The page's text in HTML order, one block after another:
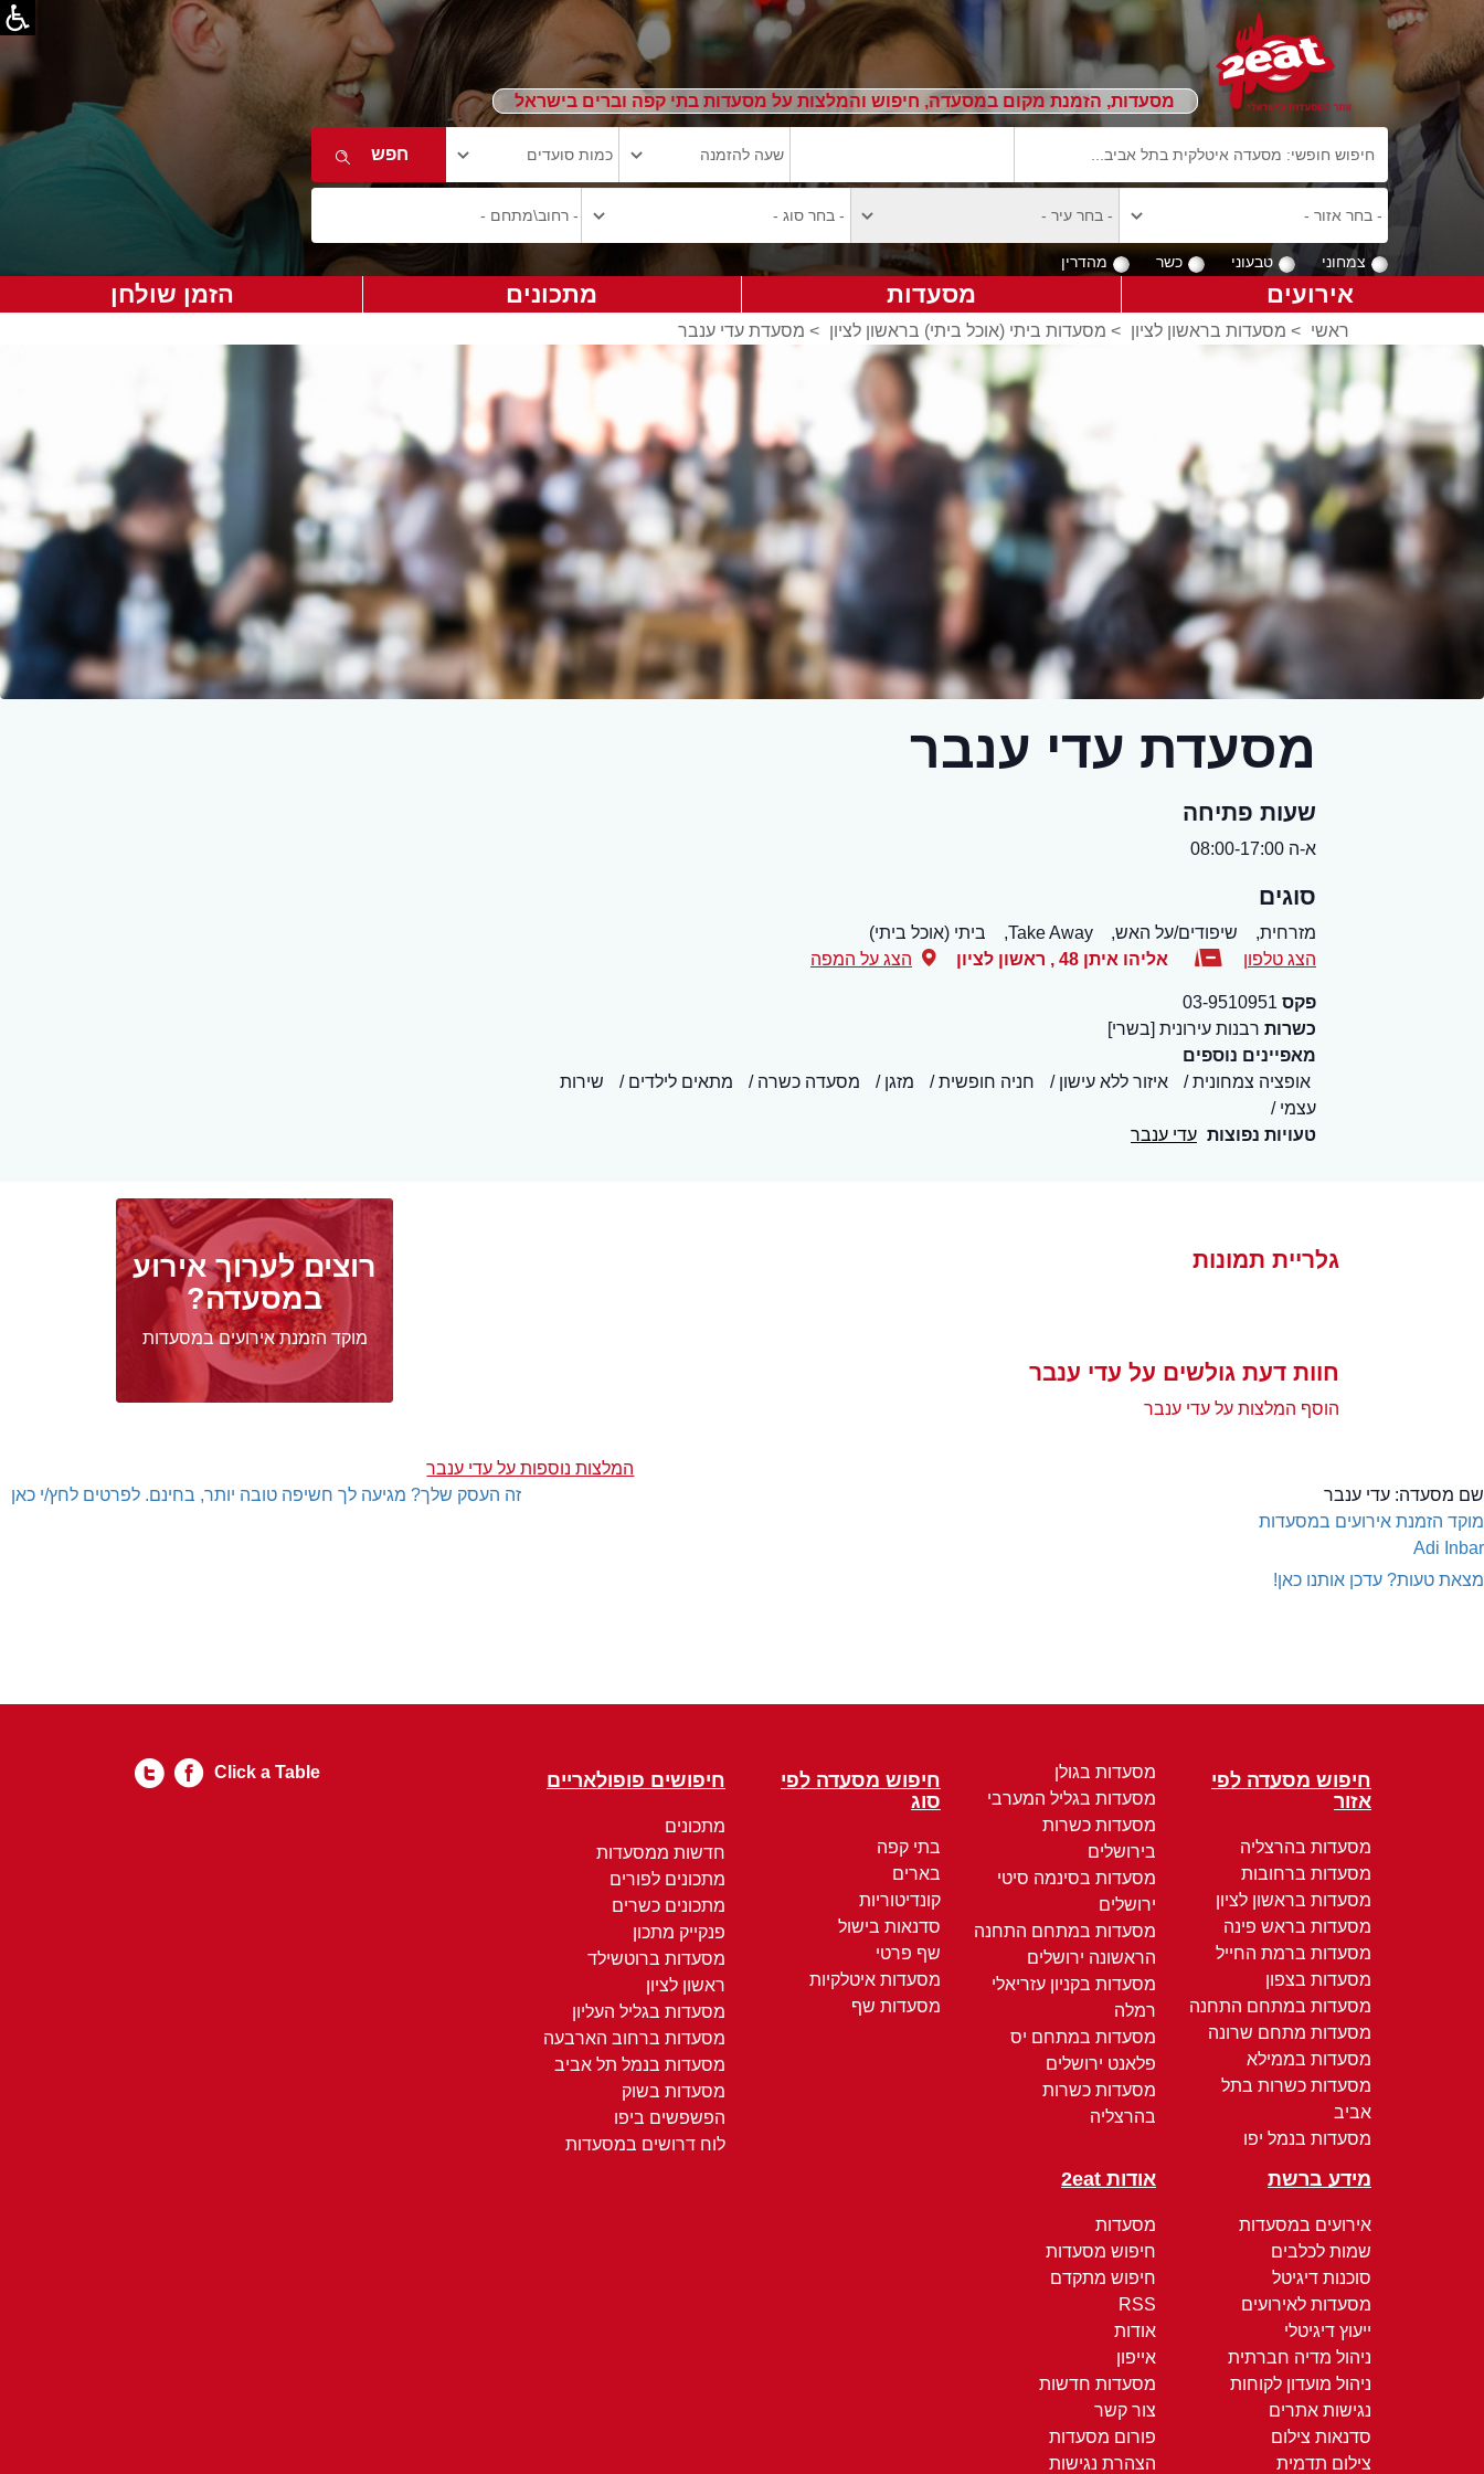
מסעדות, הזמנת מקום במסעדה, חיפוש והמלצות על מסעדות בתי קפה וברים בישראל
צמחוני טבעוני כשר מהדרין
אירועים מסעדות מתכונים הזמן שולחן
ראשי > מסעדות בראשון לציון > מסעדות ביתי (אוכל ביתי) בראשון לציון > מסעדת עדי ענבר
מסעדת עדי ענבר
שעות פתיחה
א-ה 08:00-17:00
סוגים
מזרחית, שיפודים/על האש, Take Away,
ביתי (אוכל ביתי)
הצג טלפון
אליהו איתן 48 , ראשון לציון הצג על המפה
פקס 03-9510951
כשרות רבנות עירונית [בשרי]
מאפיינים נוספים
אופציה צמחונית
איזור ללא עישון חניה חופשית מזגן מסעדה כשרה מתאים לילדים
שירות
עצמי
טעויות נפוצות עדי ענבר
גלריית תמונות
חוות דעת גולשים על עדי ענבר
הוסף המלצות על עדי ענבר
המלצות נוספות על עדי ענבר
רוצים לערוך אירוע
במסעדה?
מוקד הזמנת אירועים במסעדות
זה העסק שלך? מגיעה לך חשיפה טובה יותר, בחינם. לפרטים לחץ/י כאן שם מסעדה: עדי ענבר
מוקד הזמנת אירועים במסעדות
Adi Inbar
מצאת טעות? עדכן אותנו כאן!
חיפוש מסעדה לפי
אזור
מסעדות בהרצליה
מסעדות ברחובות
מסעדות בראשון לציון
מסעדות בראש פינה
מסעדות ברמת החייל
מסעדות בצפון
מסעדות במתחם התחנה
מסעדות מתחם שרונה
מסעדות בממילא
מסעדות כשרות בתל
אביב
מסעדות בנמל יפו
מסעדות בגולן
מסעדות בגליל המערבי
מסעדות כשרות
בירושלים
מסעדות בסינמה סיטי
ירושלים
מסעדות במתחם התחנה
הראשונה ירושלים
מסעדות בקניון עזריאלי
רמלה
מסעדות במתחם יס
פלאנט ירושלים
מסעדות כשרות
בהרצליה
חיפוש מסעדה לפי
סוג
בתי קפה
בארים
קונדיטוריות
סדנאות בישול
שף פרטי
מסעדות איטלקיות
מסעדות שף
חיפושים פופולאריים
מתכונים
חדשות ממסעדות
מתכונים לפורים
מתכונים כשרים
פנקייק מתכון
מסעדות ברוטשילד
ראשון לציון
מסעדות בגליל העליון
מסעדות ברחוב הארבעה
מסעדות בנמל תל אביב
מסעדות בשוק
הפשפשים ביפו
לוח דרושים במסעדות
מידע ברשת
אירועים במסעדות
שמות לכלבים
סוכנות דיגיטל
מסעדות לאירועים
ייעוץ דיגיטלי
ניהול מדיה חברתית
ניהול מועדון לקוחות
נגישות אתרים
סדנאות צילום
צילום תדמית
אודות 2eat
מסעדות
חיפוש מסעדות
חיפוש מתקדם
RSS
אודות
אייפון
מסעדות חדשות
צור קשר
פורום מסעדות
הצהרת נגישות
Click a Table